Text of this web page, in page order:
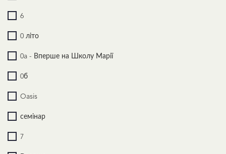
6
0 літо
0a - Вперше на Школу Марії
0б
Oasis
семінар
7